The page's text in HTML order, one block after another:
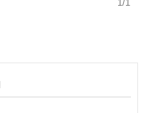
1/1